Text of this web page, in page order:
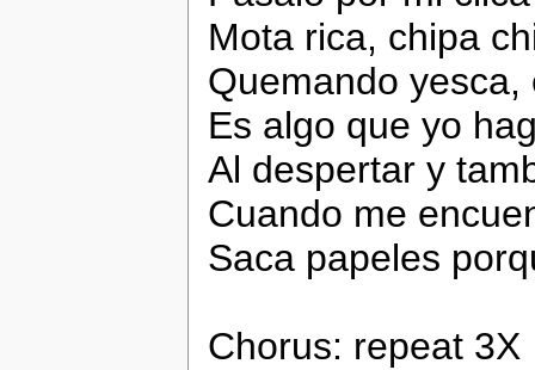
Mota rica, chipa
Quemando yesca,
Es algo que yo
Al despertar y
Cuando me
Saca papeles
Chorus: repeat 3X